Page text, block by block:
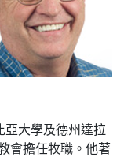
大學及德州達拉
會擔任牧職。他著